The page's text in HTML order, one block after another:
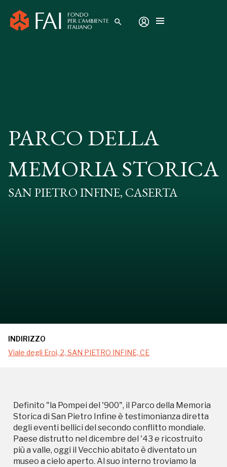
search
PARCO DELLA
MEMORIA STORICA
SAN PIETRO INFINE, CASERTA
INDIRIZZO
Viale degli Eroi, 2, SAN PIETRO INFINE, CE
Definito "la Pompei del '900", il Parco della Memoria
Storica di San Pietro Infine è testimonianza diretta
degli eventi bellici del secondo conflitto mondiale.
Paese distrutto nel dicembre del '43 e ricostruito
più a valle, oggi il Vecchio abitato è diventato un
museo a cielo aperto. Al suo interno troviamo la